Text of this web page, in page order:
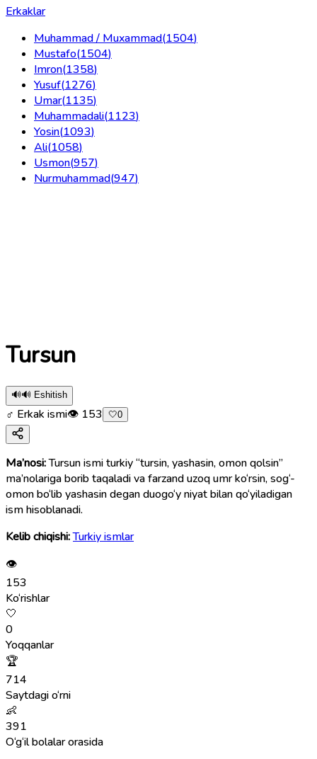
Erkaklar
Muhammad / Muxammad(1504)
Mustafo(1504)
Imron(1358)
Yusuf(1276)
Umar(1135)
Muhammadali(1123)
Yosin(1093)
Ali(1058)
Usmon(957)
Nurmuhammad(947)
Tursun
🔊🔊 Eshitish
♂ Erkak ismi👁 153 🤍0
Ma’nosi:Tursun ismi turkiy “tursin, yashasin, omon qolsin”
ma’nolariga borib taqaladi va farzand uzoq umr ko‘rsin, sog‘-
omon bo‘lib yashasin degan duogo‘y niyat bilan qo‘yiladigan
ism hisoblanadi.
Kelib chiqishi:Turkiy ismlar
👁
153
Ko‘rishlar
🤍
0
Yoqqanlar
🏆
714
Saytdagi o‘rni
👶
391
O‘g‘il bolalar orasida